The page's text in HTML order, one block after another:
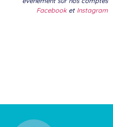
Facebooket Instagram